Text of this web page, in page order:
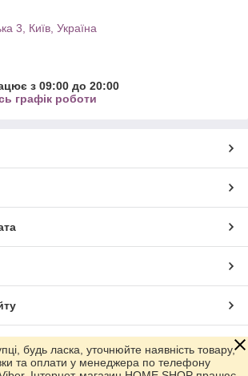
3, Київ, Україна
з 09:00 до 20:00
графік роботи
маркетплейсі Prom.ua
будь ласка, уточнюйте наявність товару,
та оплати у менеджера по телефону